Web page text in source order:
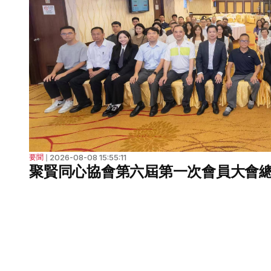
要聞 ❘ 2026-08-08 15:55:11
聚賢同心協會第六屆第一次會員大會